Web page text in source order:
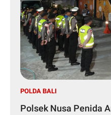
POLDA BALI
Polsek Nusa Penida